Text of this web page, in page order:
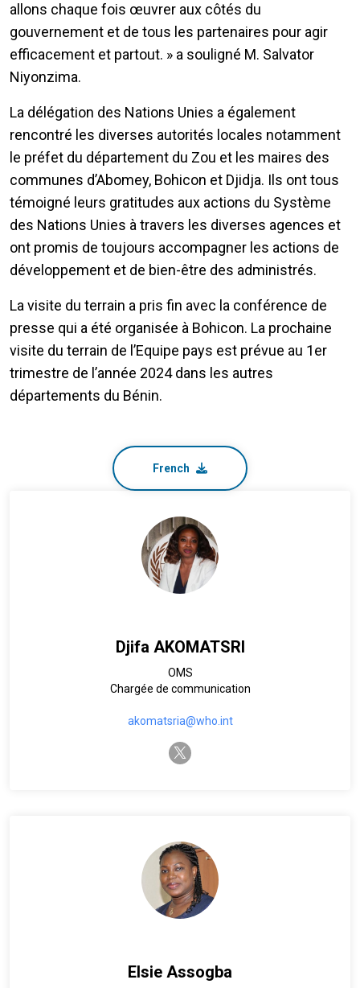
allons chaque fois œuvrer aux côtés du
gouvernement et de tous les partenaires pour agir
efficacement et partout. » a souligné M. Salvator
Niyonzima.
La délégation des Nations Unies a également
rencontré les diverses autorités locales notamment
le préfet du département du Zou et les maires des
communes d’Abomey, Bohicon et Djidja. Ils ont tous
témoigné leurs gratitudes aux actions du Système
des Nations Unies à travers les diverses agences et
ont promis de toujours accompagner les actions de
développement et de bien-être des administrés.
La visite du terrain a pris fin avec la conférence de
presse qui a été organisée à Bohicon. La prochaine
visite du terrain de l’Equipe pays est prévue au 1er
trimestre de l’année 2024 dans les autres
départements du Bénin.
French
Djifa AKOMATSRI
OMS
Chargée de communication
akomatsria@who.int
twitter-x
Elsie Assogba